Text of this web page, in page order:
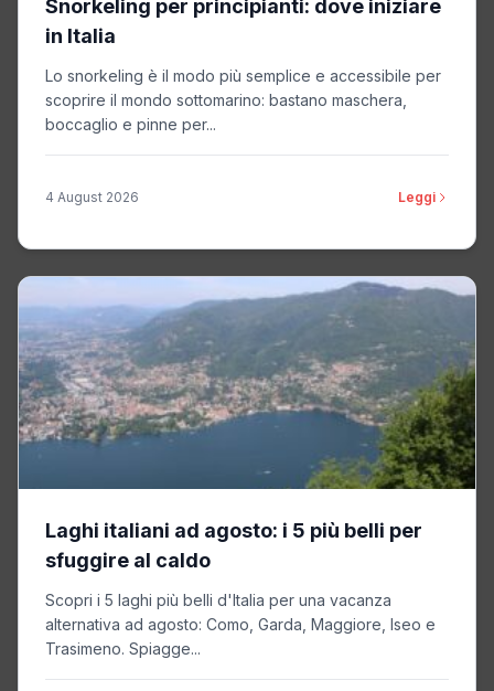
Snorkeling per principianti: dove iniziare
in Italia
Lo snorkeling è il modo più semplice e accessibile per
scoprire il mondo sottomarino: bastano maschera,
boccaglio e pinne per...
4 August 2026 Leggi
Laghi italiani ad agosto: i 5 più belli per
sfuggire al caldo
Scopri i 5 laghi più belli d'Italia per una vacanza
alternativa ad agosto: Como, Garda, Maggiore, Iseo e
Trasimeno. Spiagge...